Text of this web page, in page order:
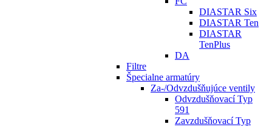
DIASTAR Six
DIASTAR Ten
DIASTAR
TenPlus
DA
Filtre
Špecialne armatúry
Za-/Odvzdušňujúce ventily
Odvzdušňovací Typ
591
Zavzdušňovací Typ